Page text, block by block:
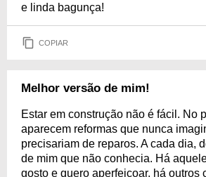
e linda bagunça!
COPIAR
Melhor versão de mim!
Estar em construção não é fácil. No
aparecem reformas que nunca
precisariam de reparos. A cada dia,
de mim que não conhecia. Há
gosto e quero aperfeiçoar, há outros